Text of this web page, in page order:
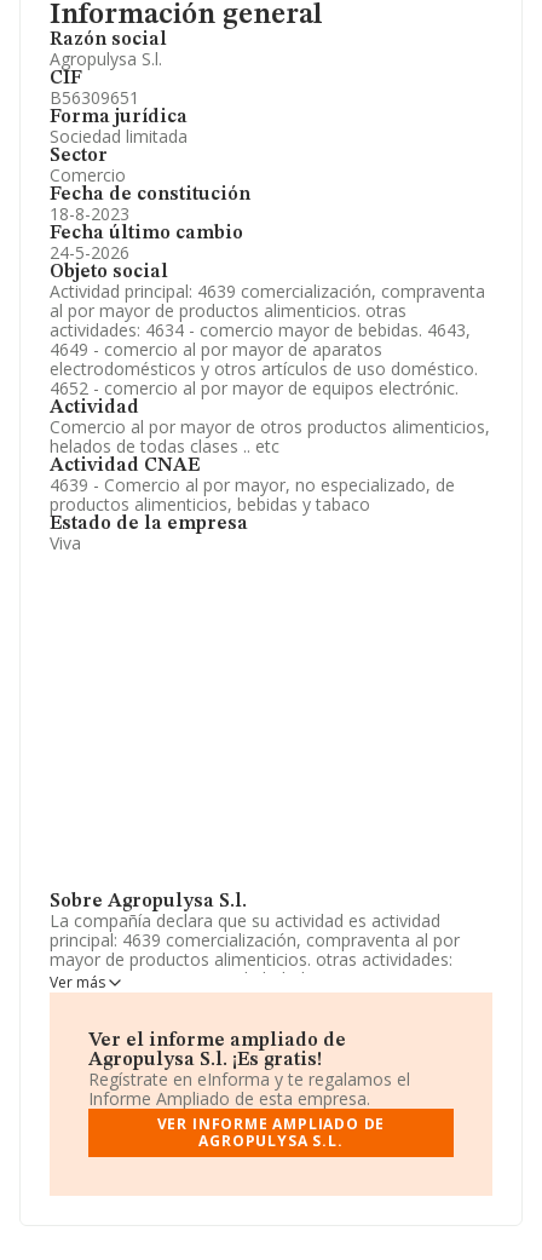
Información general
Razón social
Agropulysa S.l.
CIF
B56309651
Forma jurídica
Sociedad limitada
Sector
Comercio
Fecha de constitución
18-8-2023
Fecha último cambio
24-5-2026
Objeto social
Actividad principal: 4639 comercialización, compraventa
al por mayor de productos alimenticios. otras
actividades: 4634 - comercio mayor de bebidas. 4643,
4649 - comercio al por mayor de aparatos
electrodomésticos y otros artículos de uso doméstico.
4652 - comercio al por mayor de equipos electrónic.
Actividad
Comercio al por mayor de otros productos alimenticios,
helados de todas clases .. etc
Actividad CNAE
4639 - Comercio al por mayor, no especializado, de
productos alimenticios, bebidas y tabaco
Estado de la empresa
Viva
Sobre Agropulysa S.l.
La compañía declara que su actividad es actividad
principal: 4639 comercialización, compraventa al por
mayor de productos alimenticios. otras actividades:
4634 - comercio mayor de bebidas. 4643, 4649 -
comercio al por mayor de aparatos electrodomésticos y
por mayor de equipos electrónic. La empresa es una
Sociedad Limitada. Clasifica su actividad CNAE como
'Comercio al por mayor, no especializado, de productos
alimenticios, bebidas y tabaco', código 4639. La
sociedad no tiene actividad en mercados exteriores.
El número de empleados ha sido el mismo con respecto
INFORMA, el número de empleados de la compañía ha
Ver más
Ver el informe ampliado de
Agropulysa S.l. ¡Es gratis!
Regístrate en eInforma y te regalamos el
Informe Ampliado de esta empresa.
VER INFORME AMPLIADO DE
AGROPULYSA S.L.